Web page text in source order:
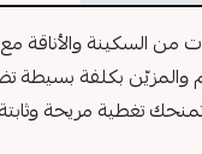
من السكينة والأناقة مع
والمزيّن بكلفة بسيطة
تغطية مريحة